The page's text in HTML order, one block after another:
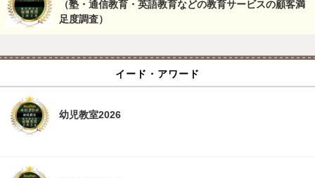
（塾・通信教育・英語教育などの教育サービスの顧客満
足度調査）
イード・アワード
幼児教室2026